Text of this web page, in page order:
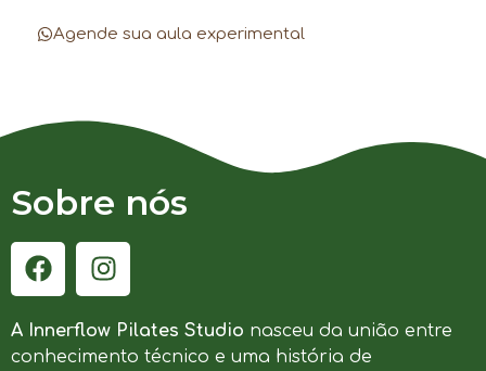
Agende sua aula experimental
Sobre nós
A Innerflow Pilates Studio nasceu da união entre
conhecimento técnico e uma história de